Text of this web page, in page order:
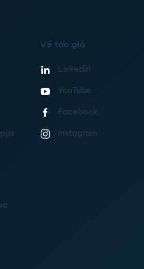
Về tác giả
Linkedin
YouTube
Facebook
Instagram